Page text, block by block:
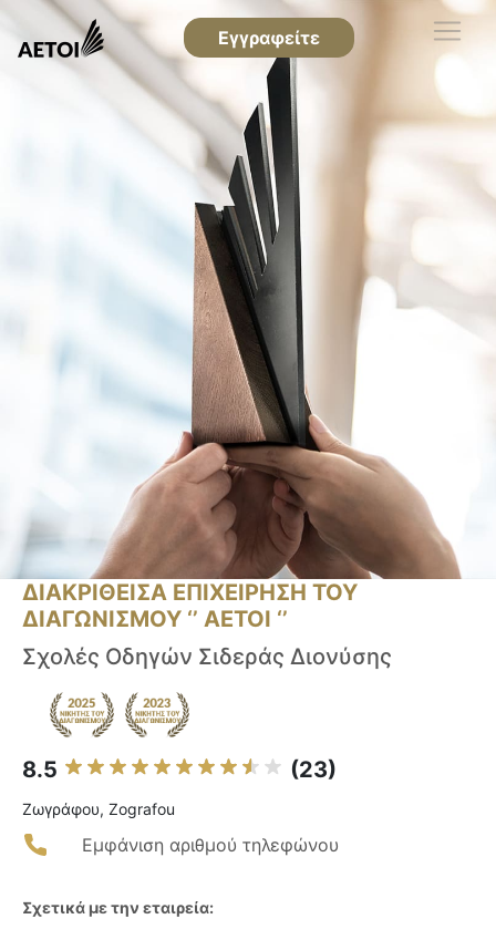
Εγγραφείτε
ΔΙΑΚΡΙΘΕΙΣΑ ΕΠΙΧΕΙΡΗΣΗ ΤΟΥ
ΔΙΑΓΩΝΙΣΜΟΥ ‘’ ΑΕΤΟΙ ‘’
Σχολές Οδηγών Σιδεράς Διονύσης
8.5 (23)
Ζωγράφου, Zografou
Εμφάνιση αριθμού τηλεφώνου
Σχετικά με την εταιρεία: